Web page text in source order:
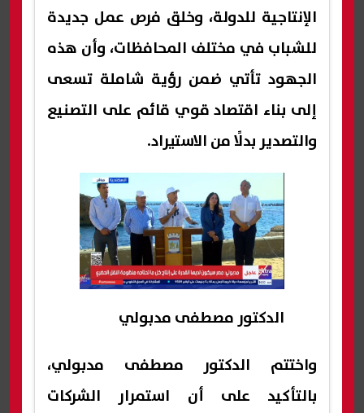
الإنتاجية للدولة، وخلق فرص عمل جديدة
للشباب في مختلف المحافظات، وأن هذه
الجهود تأتي ضمن رؤية شاملة تسعى
إلى بناء اقتصاد قوي قائم على التصنيع
والتصدير بدلًا من الاستيراد.
الدكتور مصطفى مدبولي
واختتم الدكتور مصطفى مدبولي،
بالتأكيد على أن استمرار الشركات